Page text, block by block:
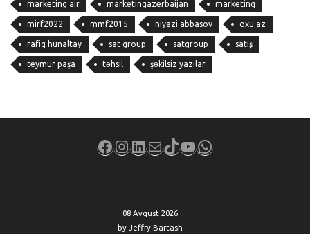
marketing air marketingazerbaijan marketinq
mirf2022 mmf2015 niyazi abbasov oxu.az
rafiq hunaltay sat group satgroup satış
teymur paşa təhsil şəkilsiz yazılar
Facebook
Instagram
LinkedIn
MailTikTok
YouTube
WhatsApp
08 Avqust 2026
by Jeffry Bartash